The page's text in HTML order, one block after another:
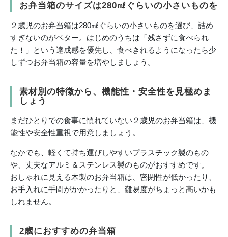
お弁当箱のサイズは280㎖ぐらいの小さいものを
２歳児のお弁当箱は280㎖ぐらいの小さいものを選び、詰め
すぎないのがベター。はじめのうちは「残さずに食べられ
た！」という達成感を優先し、食べきれるようになったら少
しずつお弁当箱の容量を増やしましょう。
素材別の特徴から、機能性・安全性を見極めま
しょう
まだひとりでの食事に慣れていない２歳児のお弁当箱は、機
能性や安全性重視で用意しましょう。
なかでも、軽くて持ち運びしやすいプラスチック製のもの
や、丈夫なアルミ＆ステンレス製のものがおすすめです。
おしゃれに見える木製のお弁当箱は、密閉性が低かったり、
お手入れに手間がかかったりと、難易度がちょっと高いかも
しれません。
2歳におすすめの弁当箱